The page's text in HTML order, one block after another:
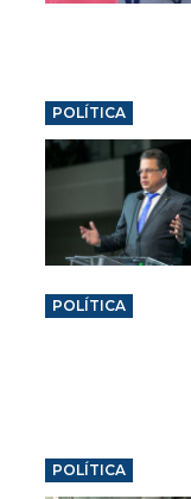
POLÍTICA
POLÍTICA
POLÍTICA